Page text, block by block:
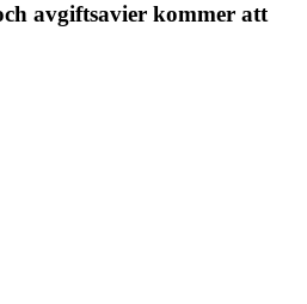
avgiftsavier kommer att